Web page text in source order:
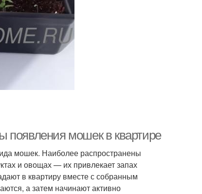
появления мошек в квартире
мошек. Наиболее распространены
и овощах — их привлекает запах
в квартиру вместе с собранным
а затем начинают активно